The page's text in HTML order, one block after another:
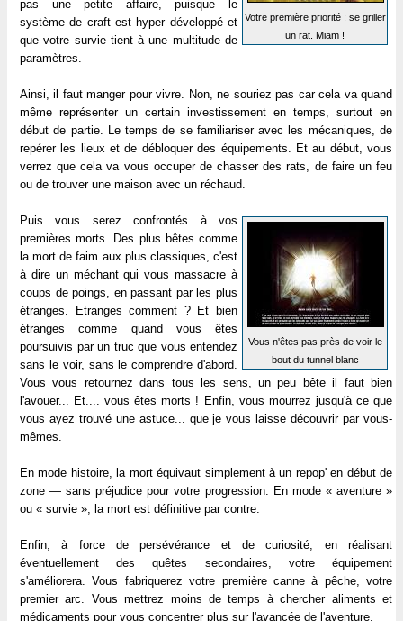
Votre première priorité : se griller
un rat. Miam !
pas une petite affaire, puisque le
système de craft est hyper développé et
que votre survie tient à une multitude de
paramètres.
Ainsi, il faut manger pour vivre. Non, ne souriez pas car cela va quand
même représenter un certain investissement en temps, surtout en
début de partie. Le temps de se familiariser avec les mécaniques, de
repérer les lieux et de débloquer des équipements. Et au début, vous
verrez que cela va vous occuper de chasser des rats, de faire un feu
ou de trouver une maison avec un réchaud.
Vous n'êtes pas près de voir le
bout du tunnel blanc
Puis vous serez confrontés à vos
premières morts. Des plus bêtes comme
la mort de faim aux plus classiques, c'est
à dire un méchant qui vous massacre à
coups de poings, en passant par les plus
étranges. Etranges comment ? Et bien
étranges comme quand vous êtes
poursuivis par un truc que vous entendez
sans le voir, sans le comprendre d'abord.
Vous vous retournez dans tous les sens, un peu bête il faut bien
l'avouer... Et.... vous êtes morts ! Enfin, vous mourrez jusqu'à ce que
vous ayez trouvé une astuce... que je vous laisse découvrir par vous-
mêmes.
En mode histoire, la mort équivaut simplement à un repop' en début de
zone — sans préjudice pour votre progression. En mode « aventure »
ou « survie », la mort est définitive par contre.
Enfin, à force de persévérance et de curiosité, en réalisant
éventuellement des quêtes secondaires, votre équipement
s'améliorera. Vous fabriquerez votre première canne à pêche, votre
premier arc. Vous mettrez moins de temps à chercher aliments et
médicaments pour vous concentrer plus sur l'avancée de l'aventure.